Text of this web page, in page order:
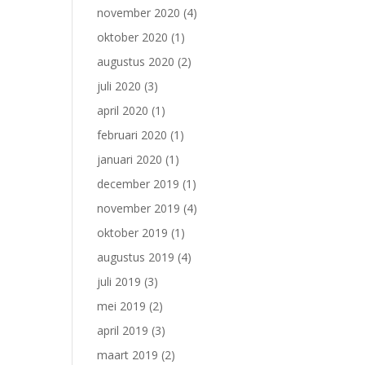
november 2020 (4)
oktober 2020 (1)
augustus 2020 (2)
juli 2020 (3)
april 2020 (1)
februari 2020 (1)
januari 2020 (1)
december 2019 (1)
november 2019 (4)
oktober 2019 (1)
augustus 2019 (4)
juli 2019 (3)
mei 2019 (2)
april 2019 (3)
maart 2019 (2)